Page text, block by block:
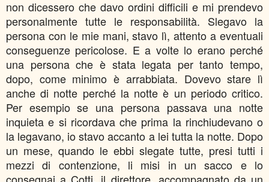
non dicessero che davo ordini difficili e mi prendevo
personalmente tutte le responsabilità. Slegavo la
persona con le mie mani, stavo lì, attento a eventuali
conseguenze pericolose. E a volte lo erano perché
una persona che è stata legata per tanto tempo,
dopo, come minimo è arrabbiata. Dovevo stare lì
anche di notte perché la notte è un periodo critico.
Per esempio se una persona passava una notte
inquieta e si ricordava che prima la rinchiudevano o
la legavano, io stavo accanto a lei tutta la notte. Dopo
un mese, quando le ebbi slegate tutte, presi tutti i
mezzi di contenzione, li misi in un sacco e lo
consegnai a Cotti, il direttore, accompagnato da un